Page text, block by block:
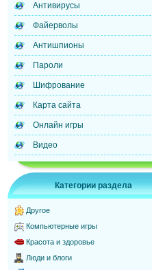
Антивирусы
Файерволы
Антишпионы
Пароли
Шифрование
Карта сайта
Онлайн игры
Видео
Категории раздела
Другое
Компьютерные игры
Красота и здоровье
Люди и блоги